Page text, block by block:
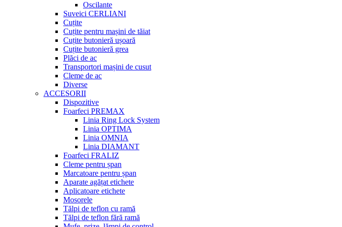
Oscilante
Suveici CERLIANI
Cuțite
Cuțite pentru mașini de tăiat
Cuțite butonieră ușoară
Cuțite butonieră grea
Plăci de ac
Transportori mașini de cusut
Cleme de ac
Diverse
ACCESORII
Dispozitive
Foarfeci PREMAX
Linia Ring Lock System
Linia OPTIMA
Linia OMNIA
Linia DIAMANT
Foarfeci FRALIZ
Cleme pentru șpan
Marcatoare pentru șpan
Aparate agățat etichete
Aplicatoare etichete
Mosorele
Tălpi de teflon cu ramă
Tălpi de teflon fără ramă